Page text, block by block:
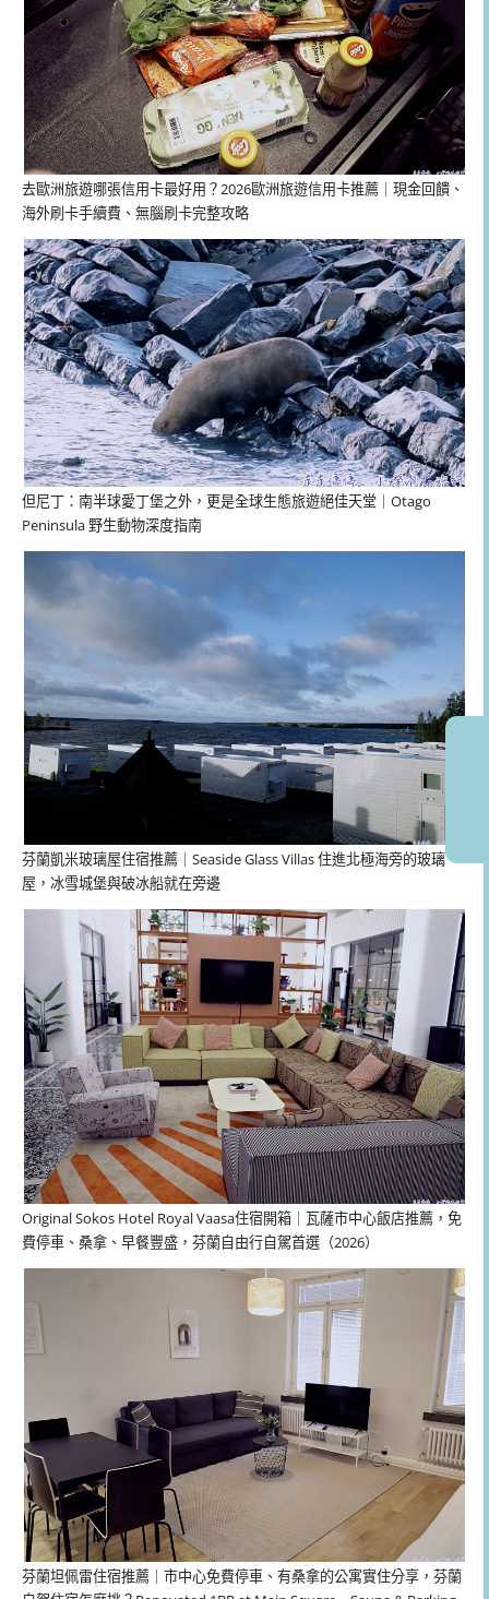
去歐洲旅遊哪張信用卡最好用？2026歐洲旅遊信用卡推薦｜現金回饋、
海外刷卡手續費、無腦刷卡完整攻略
但尼丁：南半球愛丁堡之外，更是全球生態旅遊絕佳天堂｜Otago
Peninsula 野生動物深度指南
芬蘭凱米玻璃屋住宿推薦｜Seaside Glass Villas 住進北極海旁的玻璃
屋，冰雪城堡與破冰船就在旁邊
Original Sokos Hotel Royal Vaasa住宿開箱｜瓦薩市中心飯店推薦，免
費停車、桑拿、早餐豐盛，芬蘭自由行自駕首選（2026）
芬蘭坦佩雷住宿推薦｜市中心免費停車、有桑拿的公寓實住分享，芬蘭